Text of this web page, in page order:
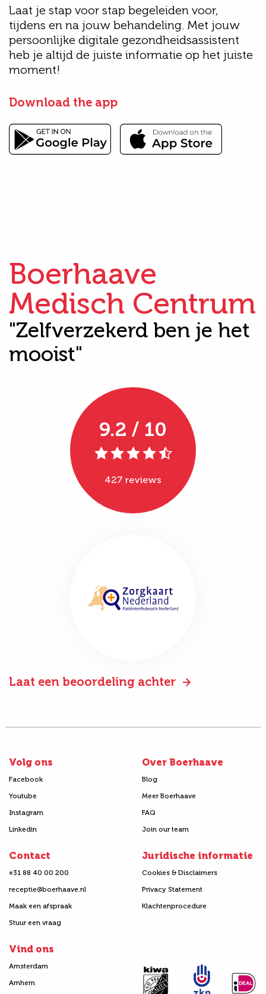
Laat je stap voor stap begeleiden voor,
tijdens en na jouw behandeling. Met jouw
persoonlijke digitale gezondheidsassistent
heb je altijd de juiste informatie op het juiste
moment!
Download the app
Boerhaave
Medisch Centrum
"Zelfverzekerd ben je het
mooist"
9.2 / 10
427 reviews
Laat een beoordeling achter
Volg ons
Facebook
Youtube
Instagram
Linkedin
Over Boerhaave
Blog
Meer Boerhaave
FAQ
Join our team
Contact
+31 88 40 00 200
receptie@boerhaave.nl
Maak een afspraak
Stuur een vraag
Juridische informatie
Cookies & Disclaimers
Privacy Statement
Klachtenprocedure
Vind ons
Amsterdam
Arnhem